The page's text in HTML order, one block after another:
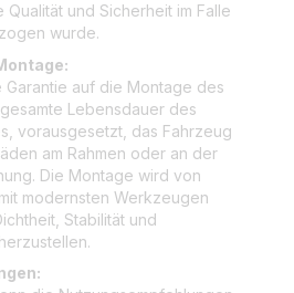
Qualität und Sicherheit im Falle
wurde.
auf die Montage des
Lebensdauer des
vorausgesetzt, das Fahrzeug
am Rahmen oder an der
Die Montage wird von
modernsten Werkzeugen
Stabilität und